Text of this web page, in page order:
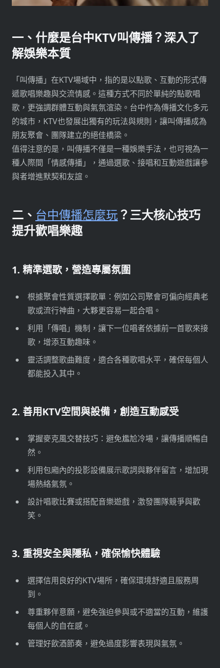
一、什麼是台中KTV叫傳播？深入了
解娛樂本質
「叫傳播」在KTV場域中，指的是以點歌、互動的形式傳
遞歌唱樂趣與交流情感。這種方式不同於單純的點歌唱
歌，更強調群體互動與氣氛渲染。台中作為傳播文化多元
的城市，KTV也發展出獨有的玩法與規則，讓叫傳播成為
朋友聚會、團隊建立的絕佳橋梁。
值得注意的是，叫傳播不僅是一種娛樂手法，也可視為一
種人際間「情感傳播」，通過選歌、接唱和互動遊戲讓參
與者增進默契和友誼。
二、 台中傳播怎麼玩？三大核心技巧
提升歡唱樂趣
1. 精準選歌，營造專屬氛圍
根據聚會性質選擇歌單：例如公司聚會可偏向經典老
歌或流行神曲，大夥更容易一起合唱。
利用「傳唱」機制，讓下一位唱者依據前一首歌來接
歌，增添互動趣味。
靈活調整歌曲難度，適合各種歌唱水平，確保每個人
都能投入其中。
2. 善用KTV空間與設備，創造互動感受
掌握麥克風交替技巧：避免尷尬冷場，讓傳播順暢自
然。
利用包廂內的投影設備展示歌詞與夥伴留言，增加現
場熱絡氣氛。
設計唱歌比賽或搭配音樂遊戲，激發團隊競爭與歡
笑。
3. 重視安全與隱私，確保愉快體驗
選擇信用良好的KTV場所，確保環境舒適且服務周
到。
尊重夥伴意願，避免強迫參與或不適當的互動，維護
每個人的自在感。
管理好飲酒節奏，避免過度影響表現與氣氛。